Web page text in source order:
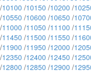
/10100 /10150 /10200 /
/10550 /10600 /10650 /
/11000 /11050 /11100 /
/11450 /11500 /11550 /
/11900 /11950 /12000 /
/12350 /12400 /12450 /
/12800 /12850 /12900 /